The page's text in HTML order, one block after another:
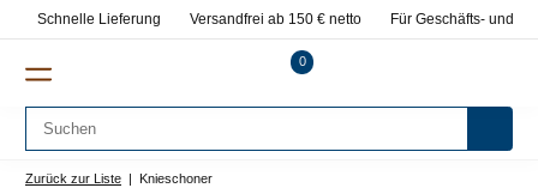
Schnelle Lieferung Versandfrei ab 150 € netto Für Geschäfts- und
0
Zurück zur Liste Knieschoner